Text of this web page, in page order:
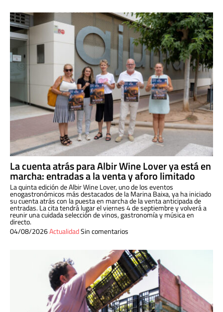
La cuenta atrás para Albir Wine Lover ya está en
marcha: entradas a la venta y aforo limitado
La quinta edición de Albir Wine Lover, uno de los eventos
enogastronómicos más destacados de la Marina Baixa, ya ha iniciado
su cuenta atrás con la puesta en marcha de la venta anticipada de
entradas. La cita tendrá lugar el viernes 4 de septiembre y volverá a
reunir una cuidada selección de vinos, gastronomía y música en
directo.
04/08/2026ActualidadSin comentarios